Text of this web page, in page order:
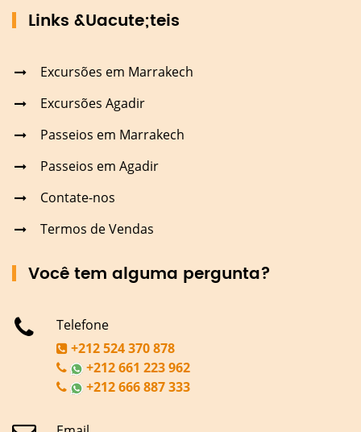
Links &Uacute;teis
Excursões em Marrakech
Excursões Agadir
Passeios em Marrakech
Passeios em Agadir
Contate-nos
Termos de Vendas
Você tem alguma pergunta?
Telefone
+212 524 370 878
+212 661 223 962
+212 666 887 333